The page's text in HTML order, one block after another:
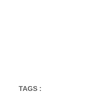
TAGS :